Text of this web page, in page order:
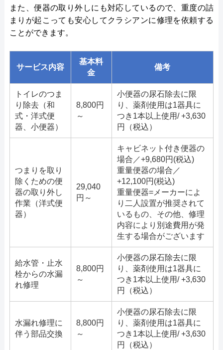
また、便器の取り外しにも対応しているので、重度の詰
まりが起こっても安心してクラシアンに修理を依頼する
ことができます。
サービス内容
基本料
金
備考
トイレのつま
り除去（和
式・洋式便
器、小便器）
8,800円
～
小便器の尿石除去に限
り、薬剤使用は1器具に
つき1本以上使用/ +3,630
円（税込）
つまりを取り
除くための便
器の取り外し
作業（洋式便
器）
29,040
円～
キャビネット付き便器の
場合／+9,680円(税込)
重量便器の場合／
+12,100円(税込)
重量便器=メーカーによ
り二人設置が推奨されて
いるもの、その他、修理
内容により別途費用が発
生する場合がございます
給水管・止水
栓からの水漏
れ修理
8,800円
～
小便器の尿石除去に限
り、薬剤使用は1器具に
つき1本以上使用/ +3,630
円（税込）
水漏れ修理に
伴う部品交換
8,800円
～
小便器の尿石除去に限
り、薬剤使用は1器具に
つき1本以上使用/ +3,630
円（税込）